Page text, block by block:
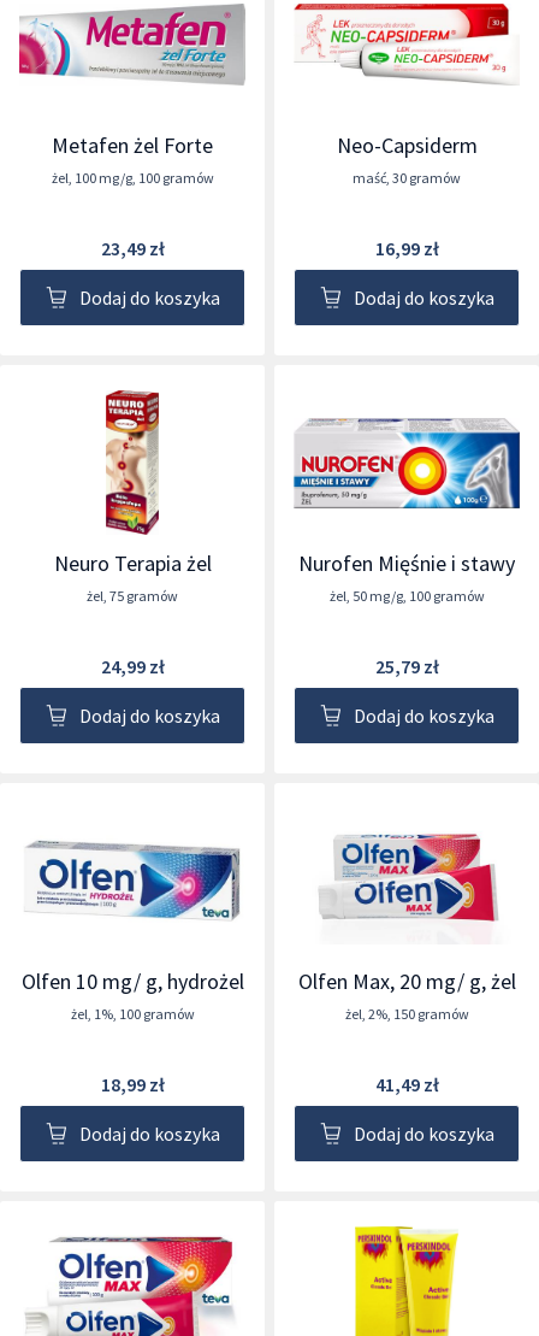
Metafen żel Forte
żel, 100 mg/g, 100 gramów
23,49 zł
Dodaj do koszyka
Neo-Capsiderm
maść, 30 gramów
16,99 zł
Dodaj do koszyka
Neuro Terapia żel
żel, 75 gramów
24,99 zł
Dodaj do koszyka
Nurofen Mięśnie i stawy
żel, 50 mg/g, 100 gramów
25,79 zł
Dodaj do koszyka
Olfen 10 mg/ g, hydrożel
żel, 1%, 100 gramów
18,99 zł
Dodaj do koszyka
Olfen Max, 20 mg/ g, żel
żel, 2%, 150 gramów
41,49 zł
Dodaj do koszyka